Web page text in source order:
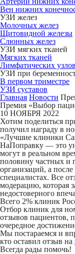
Вен нижних
УЗИ желез
Молочных желез
Щитовидной железы
Слюнных желез
УЗИ мягких тканей
Мягких тканей
Лимфатических узлов
УЗИ при
В первом триместре
УЗИ суставов
Главная Новости
Премия «Выбор
10 НОЯБРЯ 2022
Хотим поделиться
получил награду в
«Лучшие клиники
НаПоправку — это
могут в реальном
половину частных и
организаций, а
специалистах. Все
модерацию, которая
недостоверного
Всего 2% клиник
Отбор клиник для
отзывов пациентов,
очередное
Мы постараемся и
кто оставил отзыв на
Всегда рады помочь!